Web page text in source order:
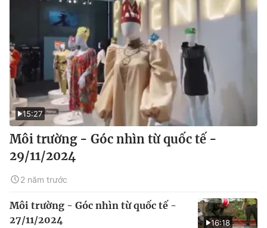
15:27
Môi trường - Góc nhìn từ quốc tế -
29/11/2024
2 năm trước
16:18
Môi trường - Góc nhìn từ quốc tế -
27/11/2024